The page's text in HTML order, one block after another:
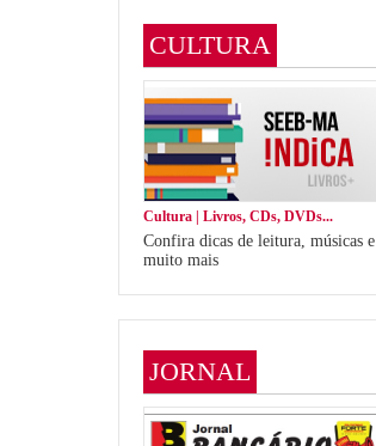
CULTURA
Cultura | Livros, CDs, DVDs...
Confira dicas de leitura, músicas e
muito mais
JORNAL